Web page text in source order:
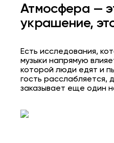
Атмосфера —
украшение,
Есть исследования,
музыки напрямую
которой люди едят и
гость расслабляется,
заказывает еще один